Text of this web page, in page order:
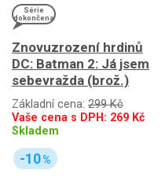
Série
dokončena
Znovuzrození hrdinů
DC: Batman 2: Já jsem
sebevražda (brož.)
Základní cena: 299 Kč
Vaše cena s DPH: 269 Kč
Skladem
-10%